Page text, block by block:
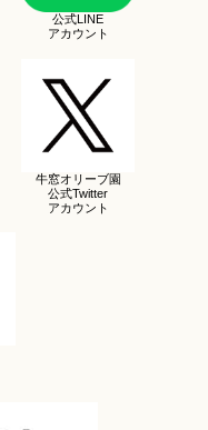
公式LINE
アカウント
牛窓オリーブ園
公式Twitter
アカウント